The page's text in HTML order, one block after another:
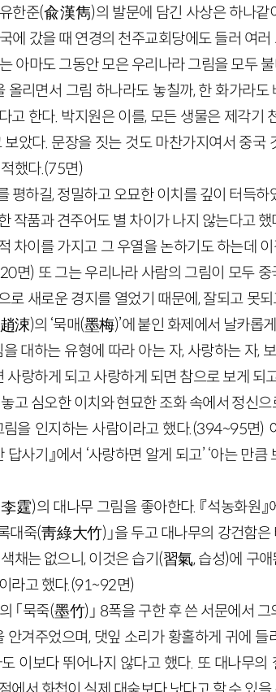
한준(兪漢雋)의 발문에 담긴 사상은 하나
에 갔을 때 연경의 천주교회당에도 들러 여
아마도 그동안 모은 우리나라 그림을 모두
올리면서 그림 하나라도 놓칠까, 한 화가라도
고 한다. 박지원은 이를, 모든 생물은 제각기
았다. 문장을 짓는 것도 마찬가지여서 중국
했다.(75면)
평하길, 정밀하고 오묘한 이치를 깊이 터득하
작품과 견주어도 별 차이가 나지 않는다고
차이를 가지고 그 우열을 논하기도 하는데
면) 또 그는 우리나라 사람의 그림이 모두
로 새로운 경지를 열었기 때문에, 잘되고 못
趙涑)의 ‘묵매(墨梅)’에 붙인 화제에서 날카롭
대하는 유형에 따라 아는 자, 사랑하는 자,
사랑하게 되고 사랑하게 되면 참으로 보게 되
고 심오한 이치와 현묘한 조화 속에서 정신
을 인지하는 사람이라고 했다.(394~95면)
사기』에서 ‘사랑하면 알게 되고’ ‘아는 만
霆)의 대나무 그림을 좋아한다. 『석농화원
대죽(靑綠大竹) 」을 두고 대나무의 강건함
채는 없으니, 이것은 습기(習氣, 습성)에 구
라고 했다.(91~92면)
「묵죽(墨竹) 」 8폭을 구한 후 쓴 서문에서
안겨주었으며, 댓잎 소리가 황홀하게 귀에
이보다 뛰어나지 않다고 했다. 또 대나무의